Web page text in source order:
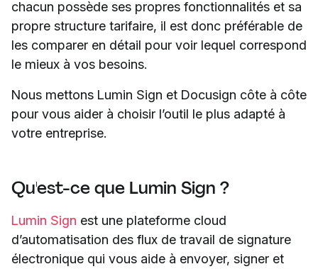
chacun possède ses propres fonctionnalités et sa
propre structure tarifaire, il est donc préférable de
les comparer en détail pour voir lequel correspond
le mieux à vos besoins.
Nous mettons Lumin Sign et Docusign côte à côte
pour vous aider à choisir l’outil le plus adapté à
votre entreprise.
Qu'est-ce que Lumin Sign ?
Lumin Sign est une plateforme cloud
d’automatisation des flux de travail de signature
électronique qui vous aide à envoyer, signer et